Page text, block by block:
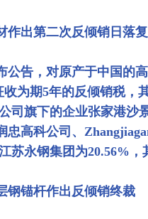
作出第二次反倾销日落
公告，对原产于中国的
为期5年的反倾销税，
司旗下的企业张家港
忠高科公司、
苏永钢集团为20.56%，
钢锚杆作出反倾销终裁